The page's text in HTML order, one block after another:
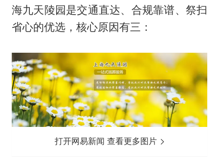
海九天陵园是交通直达、合规靠谱、祭扫
省心的优选，核心原因有三：
打开网易新闻 查看更多图片